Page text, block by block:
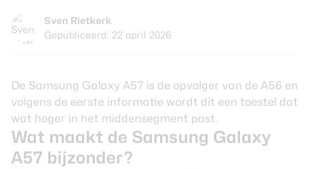
Sven Rietkerk
Gepubliceerd: 22 april 2026
De Samsung Galaxy A57 is de opvolger van de A56 en
volgens de eerste informatie wordt dit een toestel dat
wat hoger in het middensegment past.
Wat maakt de Samsung Galaxy
A57 bijzonder?